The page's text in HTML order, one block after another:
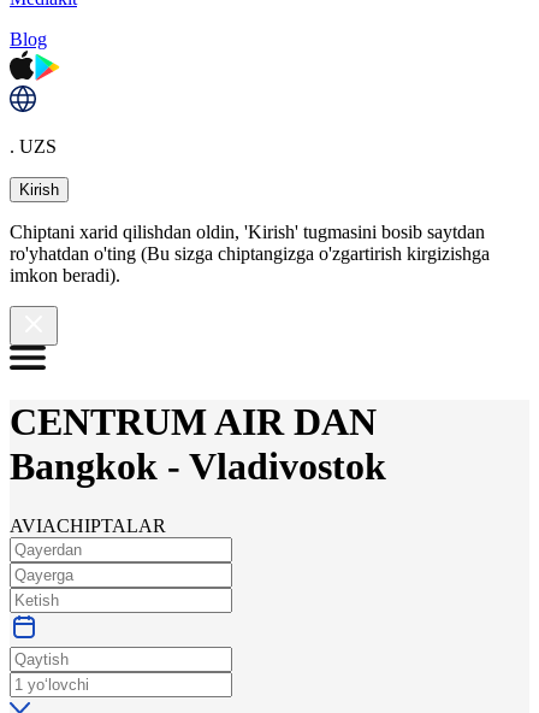
Blog
. UZS
Kirish
Chiptani xarid qilishdan oldin, 'Kirish' tugmasini bosib saytdan
ro'yhatdan o'ting (Bu sizga chiptangizga o'zgartirish kirgizishga
imkon beradi).
CENTRUM AIR DAN
Bangkok - Vladivostok
AVIACHIPTALAR